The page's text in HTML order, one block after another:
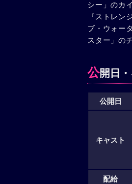
シー」のカ
『ストレン
ブ・ウォー
スター」の
公開日
公開日
キャスト
配給